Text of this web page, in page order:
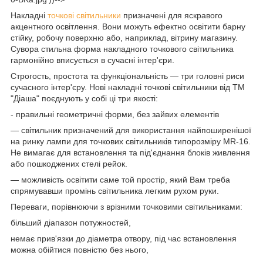
Накладні точкові світильники призначені для яскравого
акцентного освітлення. Вони можуть ефектно освітити барну
стійку, робочу поверхню або, наприклад, вітрину магазину.
Сувора стильна форма накладного точкового світильника
гармонійно вписується в сучасні інтер'єри.
Строгость, простота та функціональність — три головні риси
сучасного інтер'єру. Нові накладні точкові світильники від ТМ
"Діаша" поєднують у собі ці три якості:
- правильні геометричні форми, без зайвих елементів
— світильник призначений для використання найпоширенішої
на ринку лампи для точкових світильників типорозміру MR-16.
Не вимагає для встановлення та під'єднання блоків живлення
або пошкоджених стелі рейок.
— можливість освітити саме той простір, який Вам треба
спрямувавши промінь світильника легким рухом руки.
Переваги, порівнюючи з врізними точковими світильниками:
більший діапазон потужностей,
немає прив'язки до діаметра отвору, під час встановлення
можна обійтися повністю без нього,